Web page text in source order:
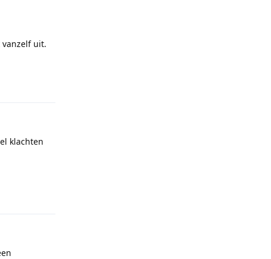
uit.
klachten